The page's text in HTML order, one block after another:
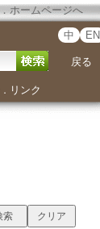
． ホームページへ
中 EN
戻る
． リンク